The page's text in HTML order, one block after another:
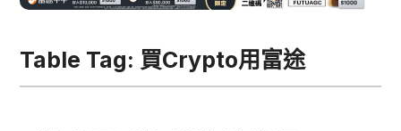
Table Tag: 買Crypto用富途